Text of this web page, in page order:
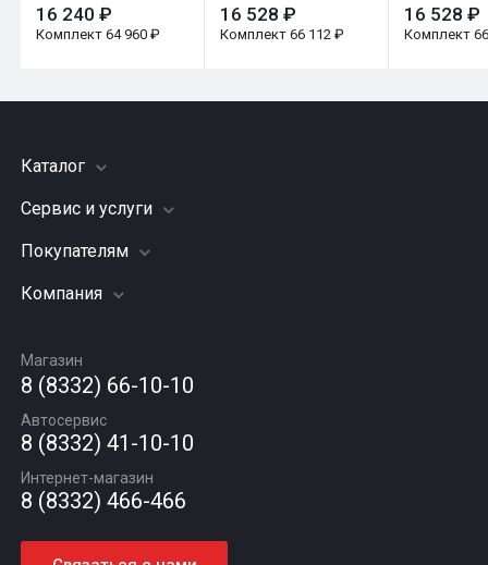
16 240 ₽
Комплект 64 960 ₽
16 528 ₽
Комплект 66 112 ₽
16 528 ₽
Комплект
Каталог
Шины
Грузовые шины
Диски
Автомасла
Сервис и услуги
Заправка кондиционера
Подвеска (ходовая часть)
Шиномонтаж
Покупателям
Акции
Гарантии и возврат
Компания
Вакансии
Новости
Статьи
Контакты
Магазин
8 (8332) 66-10-10
Автосервис
8 (8332) 41-10-10
Интернет-магазин
8 (8332) 466-466